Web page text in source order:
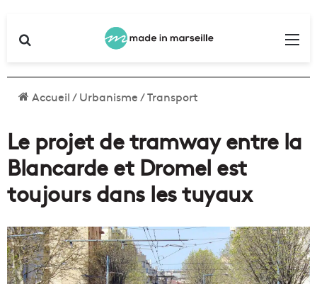
Accueil/Urbanisme/Transport
Le projet de tramway entre la
Blancarde et Dromel est
toujours dans les tuyaux